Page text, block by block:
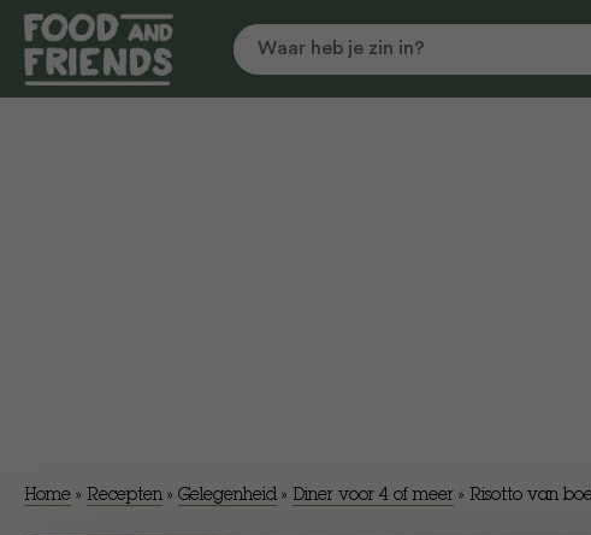
Home » Recepten » Gelegenheid » Diner voor 4 of meer » Risotto van